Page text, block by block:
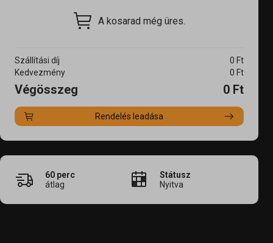
A kosarad még üres.
Szállítási díj 0 Ft
Kedvezmény
0 Ft
Végösszeg 0 Ft
Rendelés leadása
60 perc
átlag
Státusz
Nyitva